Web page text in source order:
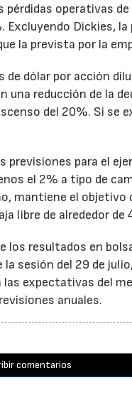
operativas
Dickies,
la prevista por la
dólar por acción
una reducción de la
del 20%. Si se
para el
el 2% a tipo de
mantiene el objetivo
libre de alrededor de
los resultados en
sesión del 29 de
expectativas del
anuales.
comentarios